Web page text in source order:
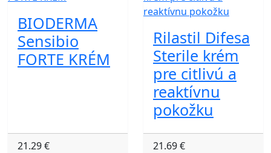
BIODERMA
Sensibio
FORTE KRÉM
21.29 €
Rilastil Difesa
Sterile krém
pre citlivú a
reaktívnu
pokožku
21.69 €